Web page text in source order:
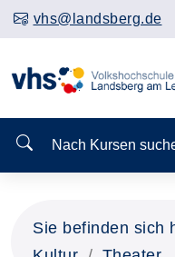
vhs@landsberg.de
Nach Kursen
Sie befinden sich